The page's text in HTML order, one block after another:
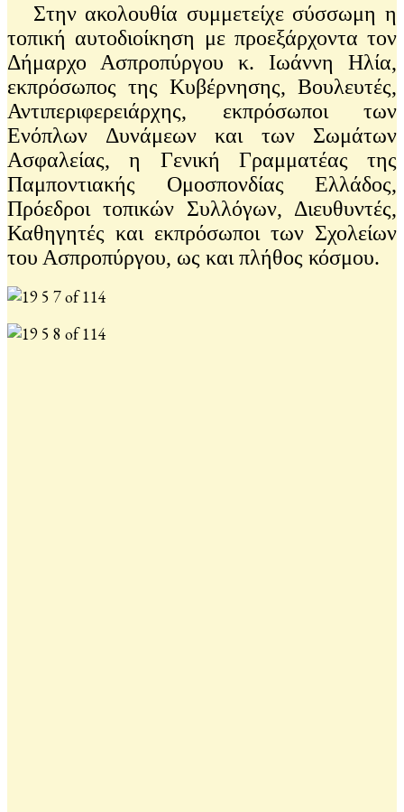
Στην ακολουθία συμμετείχε σύσσωμη η
τοπική αυτοδιοίκηση με προεξάρχοντα τον
Δήμαρχο Ασπροπύργου κ. Ιωάννη Ηλία,
εκπρόσωπος της Κυβέρνησης, Βουλευτές,
Αντιπεριφερειάρχης, εκπρόσωποι των
Ενόπλων Δυνάμεων και των Σωμάτων
Ασφαλείας, η Γενική Γραμματέας της
Παμποντιακής Ομοσπονδίας Ελλάδος,
Πρόεδροι τοπικών Συλλόγων, Διευθυντές,
Καθηγητές και εκπρόσωποι των Σχολείων
του Ασπροπύργου, ως και πλήθος κόσμου.